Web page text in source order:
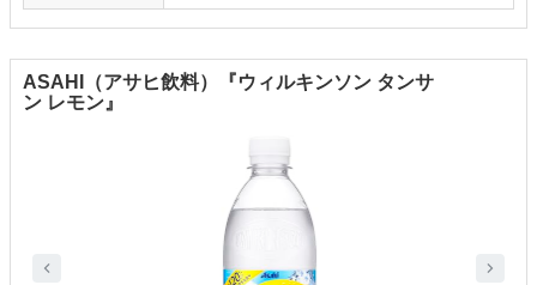
ASAHI（アサヒ飲料）『ウィルキンソン タンサ
ン レモン』